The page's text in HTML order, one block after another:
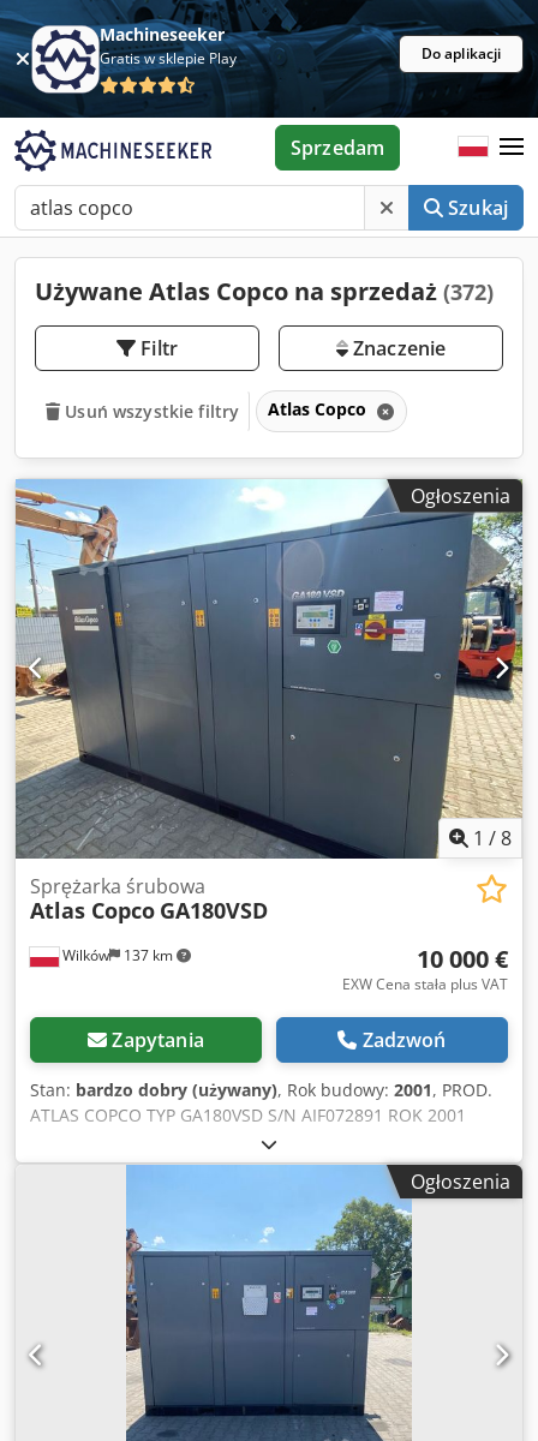
Machineseeker
Gratis w sklepie Play Do aplikacji
Szukaj
Sprzedam
Używane Atlas Copco na sprzedaż (372)
Filtr Znaczenie
Usuń wszystkie filtry Atlas Copco
Ogłoszenia
1 /8
Wilków 137 km
Sprężarka śrubowa
Atlas Copco GA180VSD
10 000 €
EXW Cena stała plus VAT
Zapytania Zadzwoń
Stan: bardzo dobry (używany), Rok budowy: 2001, PROD.
ATLAS COPCO TYP GA180VSD S/N AIF072891 ROK 2001
MOC (kW) 181 WYDAJ. (m3/min) CIS (bar) 12.50 GODZ
(DOC/OGÓL) 85719 Codpfx Aszq An Njczjha FALOWNIK tak
WBUD. OSUSZACZ nie WYMIENNIK nie CHŁODZONA
(POW/WODA) powietrze NA ZBIORNIKU nie DOKUMENTY
nie PRZYŁĄCZE 2 1/2 NOWA/UŻYWANA UŻYWANA
Ogłoszenia